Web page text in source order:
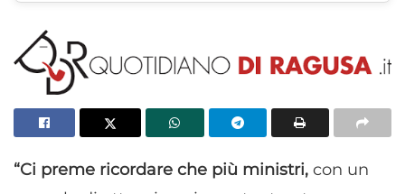
“Ci preme ricordare che più ministri, con un